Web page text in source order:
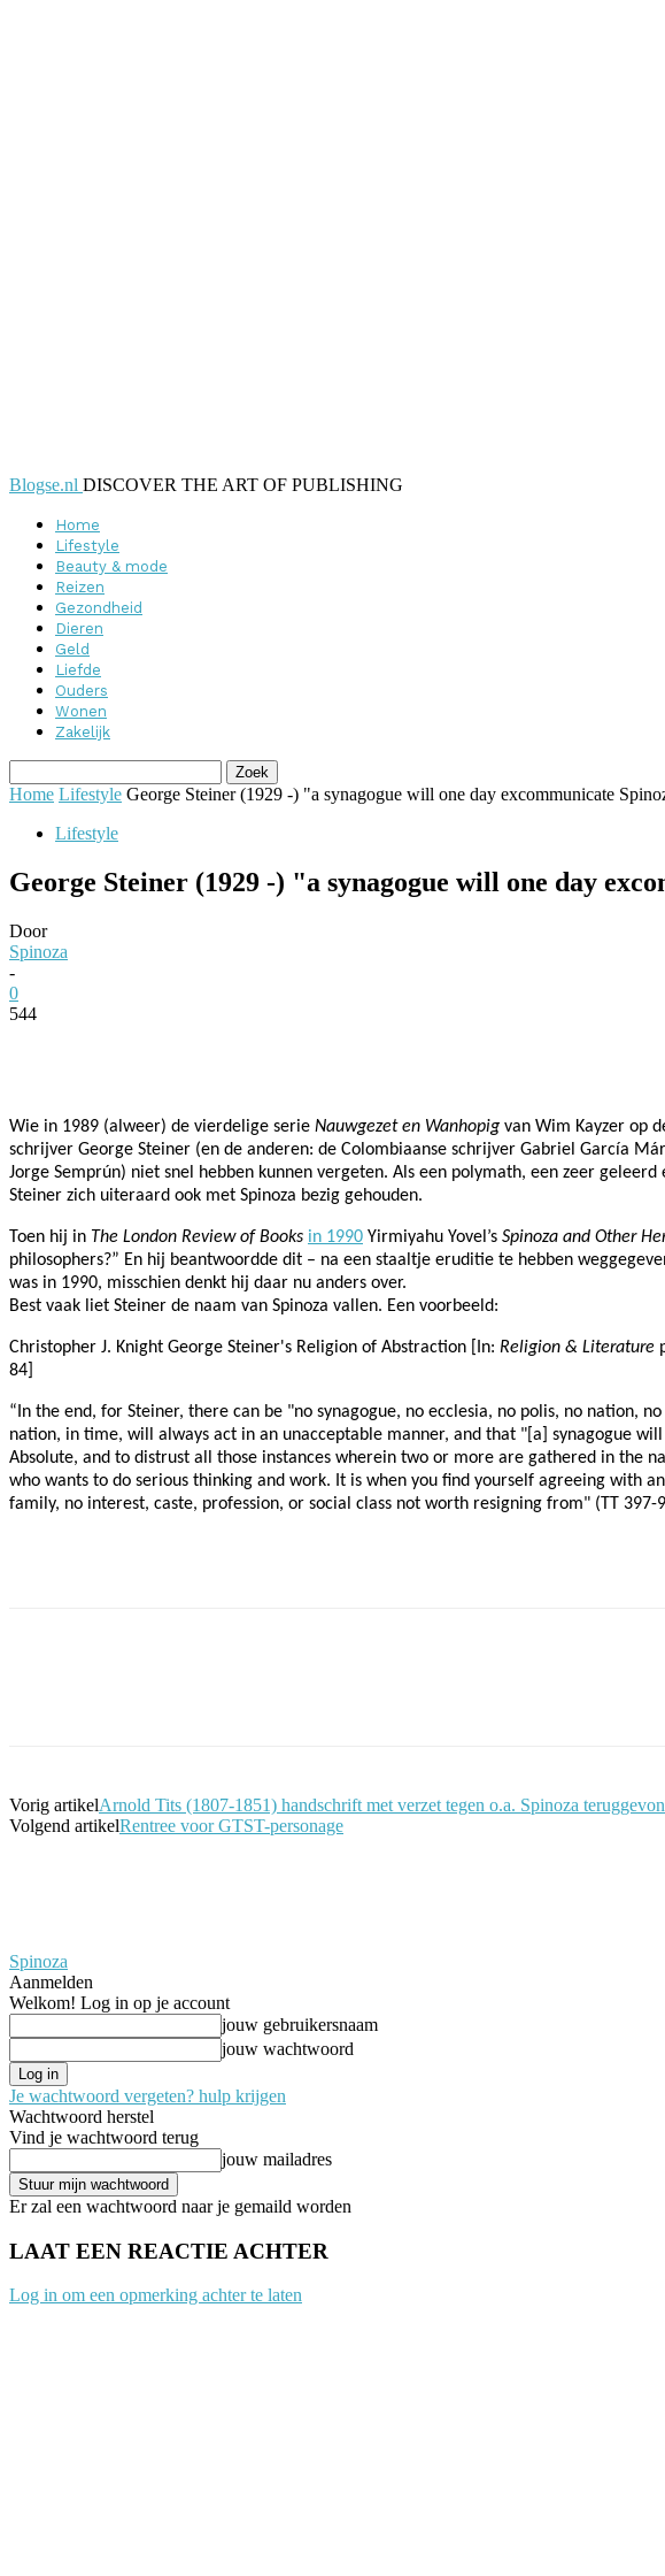
Blogse.nl DISCOVER THE ART OF PUBLISHING
Home
Lifestyle
Beauty & mode
Reizen
Gezondheid
Dieren
Geld
Liefde
Ouders
Wonen
Zakelijk
Home Lifestyle George Steiner (1929 -) "a synagogue will one day excommunicate
Lifestyle
George Steiner (1929 -) "a synagogue will one day
Door
Spinoza
-
0
544
Wie in 1989 (alweer) de vierdelige serie Nauwgezet en Wanhopig van Wim Kayzer op
schrijver George Steiner (en de anderen: de Colombiaanse schrijver Gabriel García
Jorge Semprún) niet snel hebben kunnen vergeten. Als een polymath, een zeer
Steiner zich uiteraard ook met Spinoza bezig gehouden.
Toen hij in The London Review of Books in 1990 Yirmiyahu Yovel’s Spinoza and Other
philosophers?” En hij beantwoordde dit – na een staaltje eruditie te hebben
was in 1990, misschien denkt hij daar nu anders over.
Best vaak liet Steiner de naam van Spinoza vallen. Een voorbeeld:
Christopher J. Knight George Steiner's Religion of Abstraction [In: Religion & Literature
84]
“In the end, for Steiner, there can be "no synagogue, no ecclesia, no polis, no nation,
nation, in time, will always act in an unacceptable manner, and that "[a] synagogue
Absolute, and to distrust all those instances wherein two or more are gathered in the
who wants to do serious thinking and work. It is when you find yourself agreeing with
family, no interest, caste, profession, or social class not worth resigning from" (TT 397-
Vorig artikelArnold Tits (1807-1851) handschrift met verzet tegen o.a. Spinoza
Volgend artikelRentree voor GTST-personage
Spinoza
Aanmelden
Welkom! Log in op je account
jouw gebruikersnaam
jouw wachtwoord
Je wachtwoord vergeten? hulp krijgen
Wachtwoord herstel
Vind je wachtwoord terug
jouw mailadres
Er zal een wachtwoord naar je gemaild worden
LAAT EEN REACTIE ACHTER
Log in om een opmerking achter te laten